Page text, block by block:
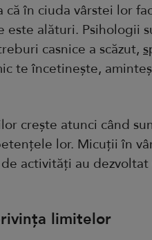
că în ciuda vârstei lor
este alături. Psihologii
casnice a scăzut,
te încetinește,
crește atunci când
lor. Micuții în
activități au
limitelor